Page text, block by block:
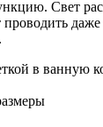
Свет
проводить